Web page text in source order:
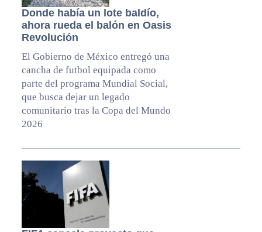
Donde había un lote baldío,
ahora rueda el balón en Oasis
Revolución
El Gobierno de México entregó una
cancha de futbol equipada como
parte del programa Mundial Social,
que busca dejar un legado
comunitario tras la Copa del Mundo
2026